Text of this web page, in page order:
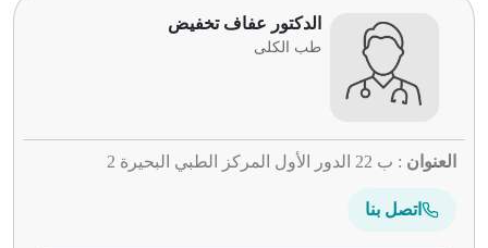
الدكتور عفاف تخفيض
طب الكلى
العنوان : ب 22 الدور الأول المركز الطبي البحيرة 2
اتصل بنا